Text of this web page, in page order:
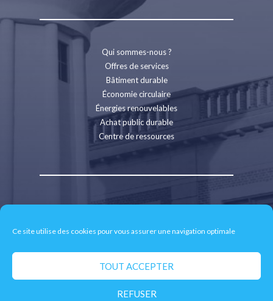
Ce site utilise des cookies pour vous assurer une navigation optimale
TOUT ACCEPTER
REFUSER
Qui sommes-nous ?
Offres de services
Bâtiment durable
Économie circulaire
Énergies renouvelables
Achat public durable
Centre de ressources
Contact
Espace presse
Politique de confidentialité
Retrait des données personnelles
© 2026 CD2E - Site réalisé par